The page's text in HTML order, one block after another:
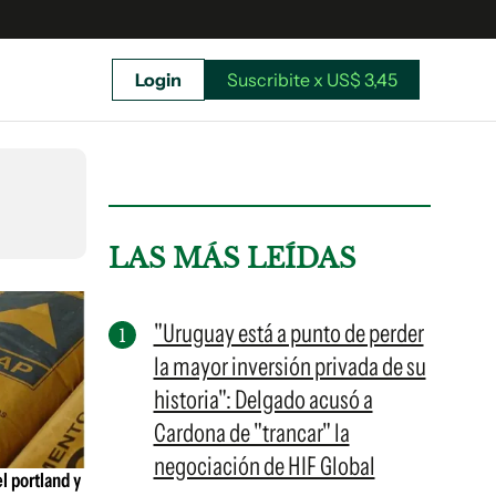
Suscribite x US$ 3,45
Login Suscribite x US$ 3,45
portland y
LAS MÁS LEÍDAS
"Uruguay está a punto de perder
la mayor inversión privada de su
historia": Delgado acusó a
Cardona de "trancar" la
negociación de HIF Global